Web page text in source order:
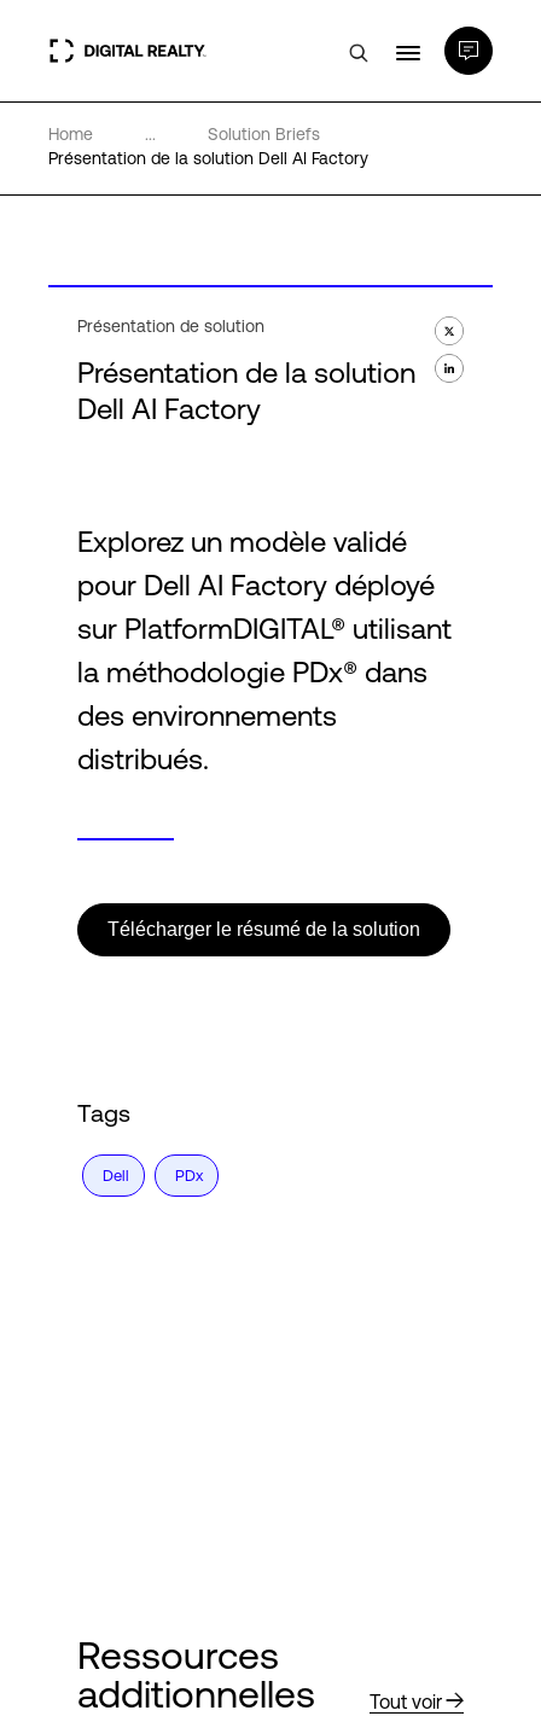
Data Centers
Expertise et ressources
Language
Connexion
Home ...
Solution Briefs
Présentation de la solution Dell AI Factory
Présentation de solution
Présentation de la solution
Dell AI Factory
Explorez un modèle validé
pour Dell AI Factory déployé
sur PlatformDIGITAL® utilisant
la méthodologie PDx® dans
des environnements
distribués.
Télécharger le résumé de la solution
Tags
Dell PDx
Ressources
additionnelles
Tout voir